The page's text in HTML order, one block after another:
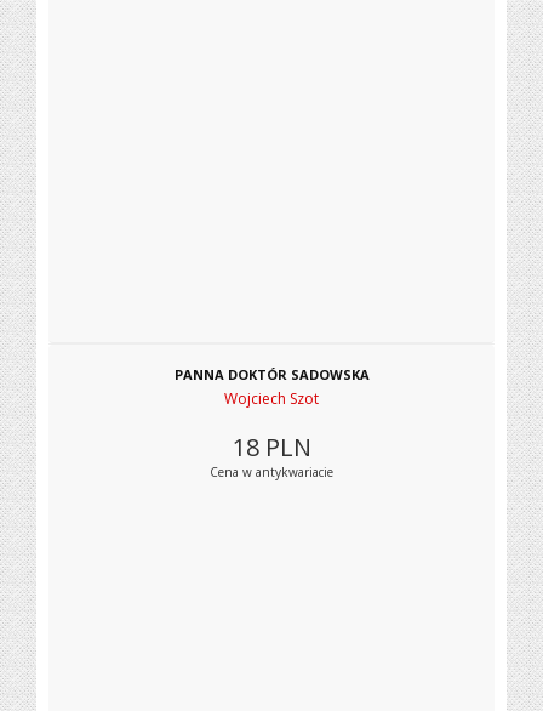
PANNA DOKTÓR SADOWSKA
Wojciech Szot
18 PLN
Cena w antykwariacie